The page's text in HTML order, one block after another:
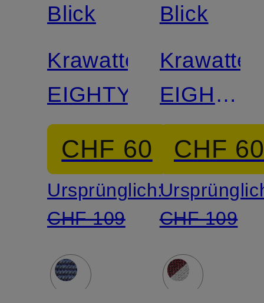
Blick
Krawatte
EIGHTY
CHF 60
Ursprünglich:
CHF 109
Blick
Krawatte
EIGHTY
aus
Leinen
CHF
CHF 109